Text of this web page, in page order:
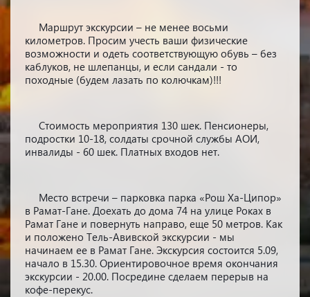
Маршрут экскурсии – не менее восьми
километров. Просим учесть ваши физические
возможности и одеть соответствующую обувь – без
каблуков, не шлепанцы, и если сандали - то
походные (будем лазать по колючкам)!!!
Стоимость мероприятия 130 шек. Пенсионеры,
подростки 10-18, солдаты срочной службы АОИ,
инвалиды - 60 шек. Платных входов нет.
Место встречи – парковка парка «Рош Ха-Ципор»
в Рамат-Гане. Доехать до дома 74 на улице Роках в
Рамат Гане и повернуть направо, еще 50 метров. Как
и положено Тель-Авивской экскурсии - мы
начинаем ее в Рамат Гане. Экскурсия состоится 5.09,
начало в 15.30. Ориентировочное время окончания
экскурсии - 20.00. Посредине сделаем перерыв на
кофе-перекус.